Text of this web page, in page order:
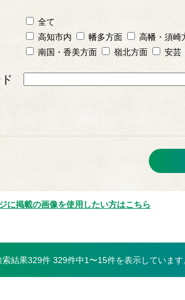
全て
高知市内
幡多方面
高幡・須崎
南国・香美方面
嶺北方面 安芸
に掲載の画像を使用したい方はこちら
索結果329件 329件中1〜15件を表示しています